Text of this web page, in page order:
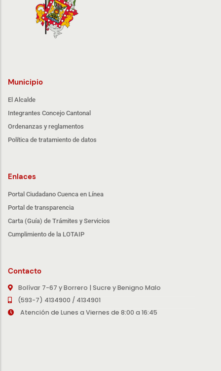
Municipio
El Alcalde
Integrantes Concejo Cantonal
Ordenanzas y reglamentos
Política de tratamiento de datos
Enlaces
Portal Ciudadano Cuenca en Línea
Portal de transparencia
Carta (Guía) de Trámites y Servicios
Cumplimiento de la LOTAIP
Contacto
Bolívar 7-67 y Borrero | Sucre y Benigno Malo
(593-7) 4134900 / 4134901
Atención de Lunes a Viernes de 8:00 a 16:45